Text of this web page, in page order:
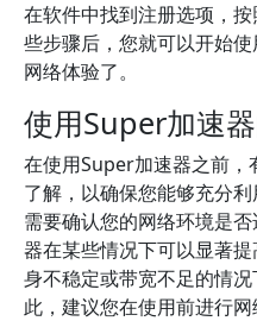
在软件中找到注册选项，
些步骤后，您就可以开始
网络体验了。
使用Super加速
在使用Super加速器之前，
了解，以确保您能够充分
需要确认您的网络环境是
器在某些情况下可以显著
身不稳定或带宽不足的情
此，建议您在使用前进行